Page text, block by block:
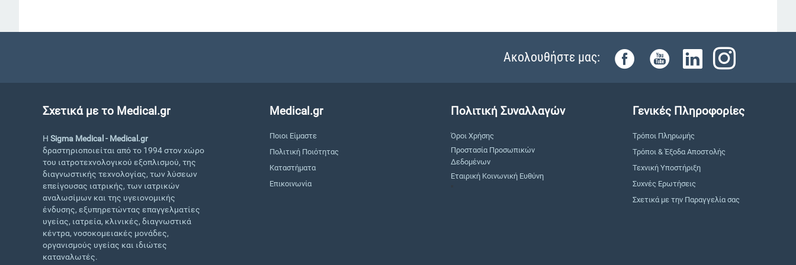
Ακολουθήστε μας:
Σχετικά με το Medical.gr
Η Sigma Medical - Medical.gr
δραστηριοποιείται από το 1994 στον χώρο
του ιατροτεχνολογικού εξοπλισμού, της
διαγνωστικής τεχνολογίας, των λύσεων
επείγουσας ιατρικής, των ιατρικών
αναλωσίμων και της υγειονομικής
ένδυσης, εξυπηρετώντας επαγγελματίες
υγείας, ιατρεία, κλινικές, διαγνωστικά
κέντρα, νοσοκομειακές μονάδες,
οργανισμούς υγείας και ιδιώτες
καταναλωτές.
Medical.gr
Ποιοι Είμαστε
Πολιτική Ποιότητας
Καταστήματα
Επικοινωνία
Πολιτική Συναλλαγών
Όροι Χρήσης
Προστασία Προσωπικών
Δεδομένων
Εταιρική Κοινωνική Ευθύνη
"
Γενικές Πληροφορίες
Τρόποι Πληρωμής
Τρόποι & Έξοδα Αποστολής
Τεχνική Υποστήριξη
Συχνές Ερωτήσεις
Σχετικά με την Παραγγελία σας